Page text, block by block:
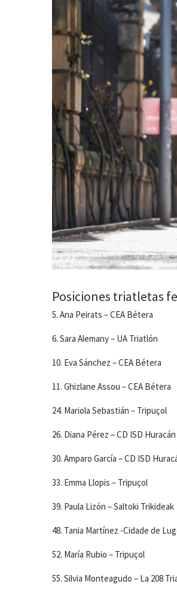
Posiciones triatletas
5. Ana Peirats – CEA Bétera
6. Sara Alemany – UA Triatlón
10. Eva Sánchez – CEA Bétera
11. Ghizlane Assou – CEA Bétera
24. Mariola Sebastián – Tripuçol
26. Diana Pérez – CD ISD
30. Amparo García – CD ISD
33. Emma Llopis – Tripuçol
39. Paula Lizón – Saltoki Trikideak
48. Tania Martínez -Cidade de
52. María Rubio – Tripuçol
55. Silvia Monteagudo – La 208